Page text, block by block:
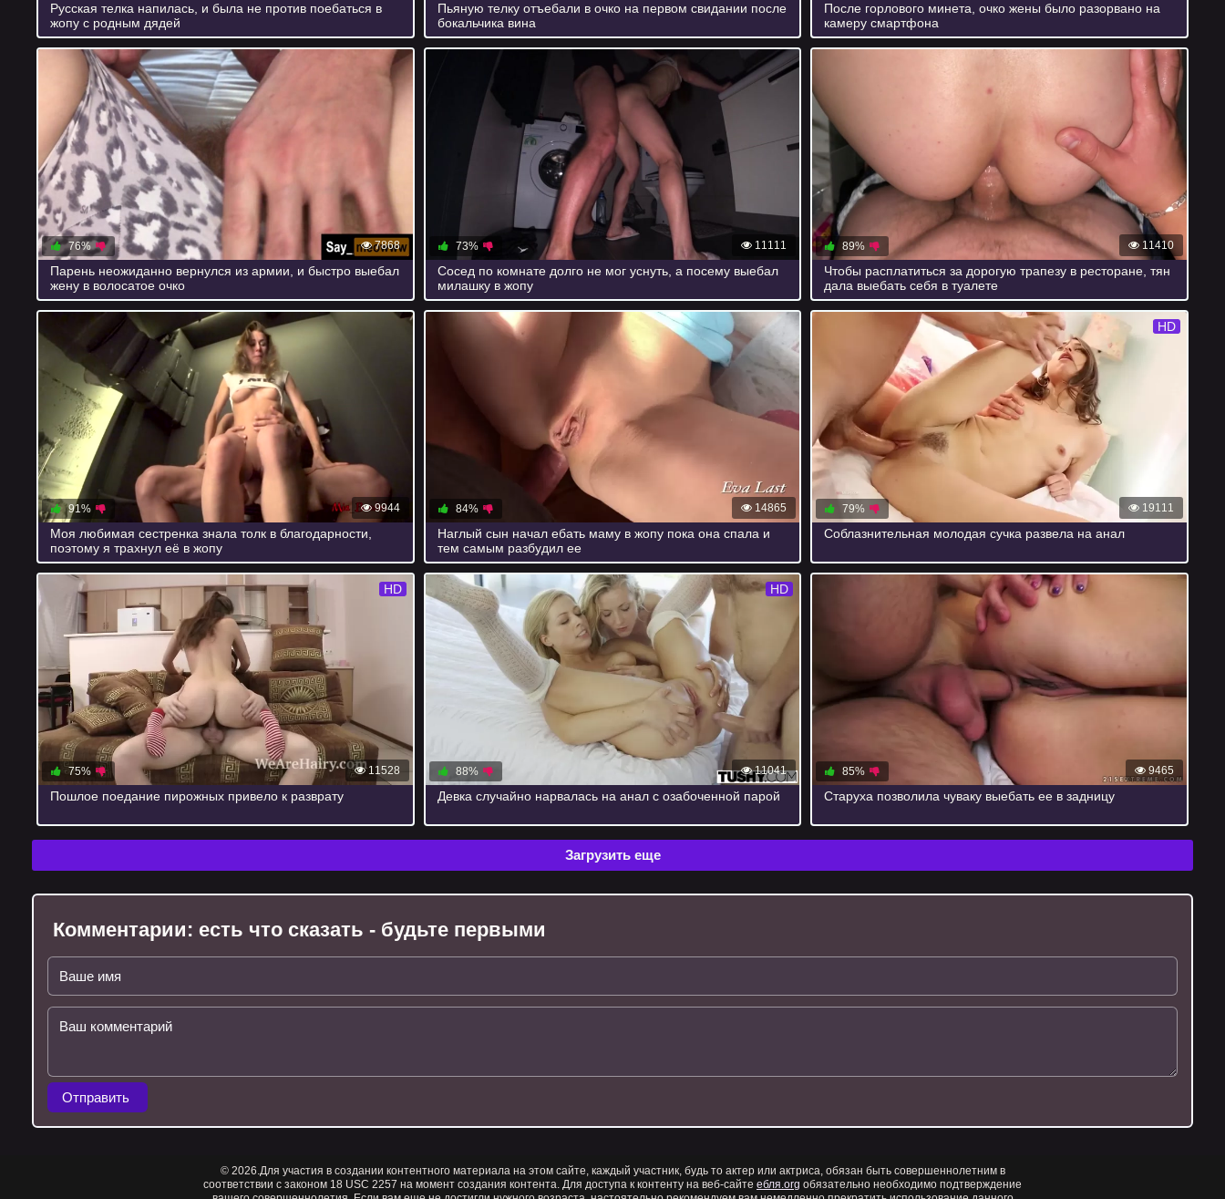
Русская телка напилась, и была не против поебаться в
жопу с родным дядей
Пьяную телку отъебали в очко на первом свидании после
бокальчика вина
После горлового минета, очко жены было разорвано на
камеру смартфона
7868
76%
Парень неожиданно вернулся из армии, и быстро выебал
жену в волосатое очко
11111
73%
Сосед по комнате долго не мог уснуть, а посему выебал
милашку в жопу
11410
89%
Чтобы расплатиться за дорогую трапезу в ресторане, тян
дала выебать себя в туалете
9944
91%
Моя любимая сестренка знала толк в благодарности,
поэтому я трахнул её в жопу
14865
84%
Наглый сын начал ебать маму в жопу пока она спала и
тем самым разбудил ее
HD
19111
79%
Соблазнительная молодая сучка развела на анал
HD
11528
75%
Пошлое поедание пирожных привело к разврату
HD
11041
88%
Девка случайно нарвалась на анал с озабоченной парой
9465
85%
Старуха позволила чуваку выебать ее в задницу
Загрузить еще
Комментарии: есть что сказать - будьте первыми
Отправить
© 2026.Для участия в создании контентного материала на этом сайте, каждый участник, будь то актер или актриса, обязан быть совершеннолетним в
соответствии с законом 18 USC 2257 на момент создания контента. Для доступа к контенту на веб-сайте ебля.org обязательно необходимо подтверждение